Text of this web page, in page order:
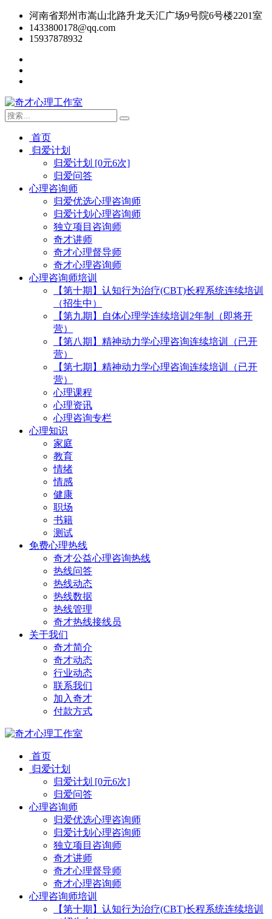
河南省郑州市嵩山北路升龙天汇广场9号院6号楼2201室
1433800178@qq.com
15937878932
首页
归爱计划
归爱计划 [0元6次]
归爱问答
心理咨询师
归爱优选心理咨询师
归爱计划心理咨询师
独立项目咨询师
奇才讲师
奇才心理督导师
奇才心理咨询师
心理咨询师培训
【第十期】认知行为治疗(CBT)长程系统连续培训
（招生中）
【第九期】自体心理学连续培训2年制（即将开
营）
【第八期】精神动力学心理咨询连续培训（已开
营）
【第七期】精神动力学心理咨询连续培训（已开
营）
心理课程
心理资讯
心理咨询专栏
心理知识
家庭
教育
情绪
情感
健康
职场
书籍
测试
免费心理热线
奇才公益心理咨询热线
热线问答
热线动态
热线数据
热线管理
奇才热线接线员
关于我们
奇才简介
奇才动态
行业动态
联系我们
加入奇才
付款方式
首页
归爱计划
归爱计划 [0元6次]
归爱问答
心理咨询师
归爱优选心理咨询师
归爱计划心理咨询师
独立项目咨询师
奇才讲师
奇才心理督导师
奇才心理咨询师
心理咨询师培训
【第十期】认知行为治疗(CBT)长程系统连续培训